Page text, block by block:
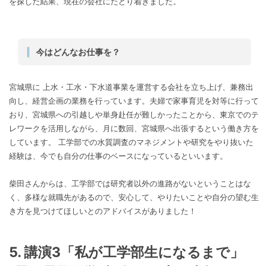
今はどんなお仕事を？
宮城県に 上水・工水・下水道事業を運営する会社を立ち上げ、兼務出
向し、経営企画の業務を行っています。夫婦で家事育児を対等に行って
おり、宮城県への引越しや単身赴任が難しかったことから、東京でのテ
レワークを活用しながら、月に数回、宮城県へ出張するという働き方を
しています。 工学部での水質調査のマネジメントや研究をやり抜いた
経験は、今でも自分の仕事のベースになっているといいます。
柴田さんからは、工学部では研究者以外の進路がないということはな
く、多様な就職先があるので、安心して、やりたいことや自分の望む生
き方を見つけてほしいとのアドバイスがありました！
5. 講演3「私が工学部生になるまで」